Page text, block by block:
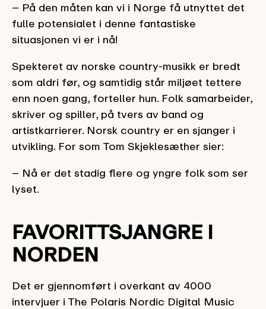
– På den måten kan vi i Norge få utnyttet det
fulle potensialet i denne fantastiske
situasjonen vi er i nå!
Spekteret av norske country-musikk er bredt
som aldri før, og samtidig står miljøet tettere
enn noen gang, forteller hun. Folk samarbeider,
skriver og spiller, på tvers av band og
artistkarrierer. Norsk country er en sjanger i
utvikling. For som Tom Skjeklesæther sier:
– Nå er det stadig flere og yngre folk som ser
lyset.
FAVORITTSJANGRE I
NORDEN
Det er gjennomført i overkant av 4000
intervjuer i The Polaris Nordic Digital Music